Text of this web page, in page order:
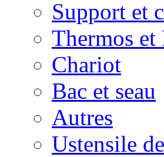
Support et
Thermos et
Chariot
Bac et seau
Autres
Ustensile